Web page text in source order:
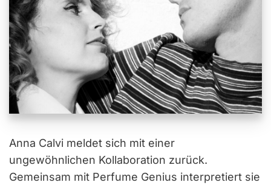
Anna Calvi meldet sich mit einer
ungewöhnlichen Kollaboration zurück.
Gemeinsam mit Perfume Genius interpretiert sie